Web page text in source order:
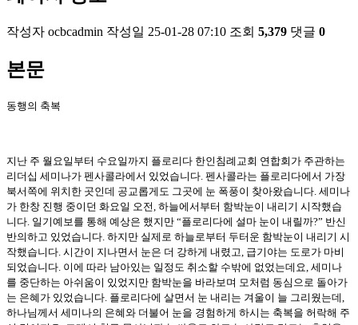
작성자 ocbcadmin 작성일 25-01-28 07:10 조회 5,379 댓글 0
본문
동행의 축복
지난 주 월요일부터 수요일까지 플로리다 한인침례교회 연합회가 주관하는
리더십 세미나가 펜사콜라에서 있었습니다 펜사콜라는 플로리다에서 가장
북서쪽에 위치한 곳인데 공교롭게도 그곳에 눈 폭풍이 찾아왔습니다 세미나
가 한창 진행 중이던 화요일 오전 하늘에서부터 함박눈이 내리기 시작했습
니다 일기예보를 통해 예상은 했지만 “플로리다에 설마 눈이 내릴까?” 반신
반의하고 있었습니다 하지만 실제로 하늘로부터 두터운 함박눈이 내리기 시
작했습니다 시간이 지나면서 눈은 더 강하게 내렸고 급기야는 도로가 마비
되었습니다 이에 따라 남아있는 일정도 취소할 수밖에 없었는데요 세미나
를 중단하는 아쉬움이 있었지만 함박눈을 바라보며 모처럼 동심으로 돌아가
는 은혜가 있었습니다 플로리다에 살면서 눈 내리는 겨울이 늘 그리웠는데
하나님께서 세미나의 은혜와 더불어 눈을 경험하게 하시는 축복을 허락해 주